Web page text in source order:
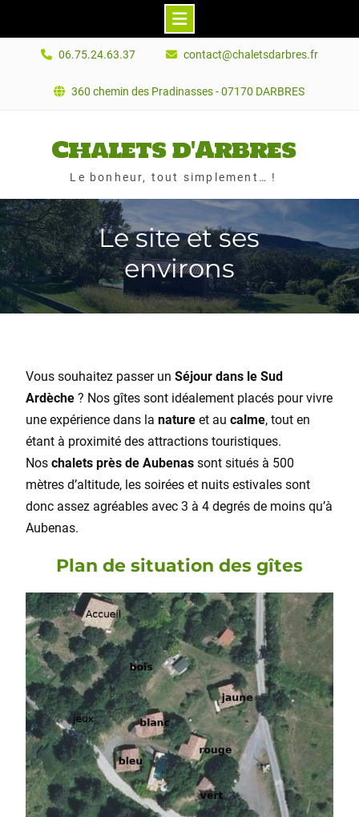
06.75.24.63.37 contact@chaletsdarbres.fr
360 chemin des Pradinasses - 07170 DARBRES
Chalets d'Arbres
Le bonheur, tout simplement… !
Le site et ses
environs
Vous souhaitez passer un Séjour dans le Sud
Ardèche? Nos gîtes sont idéalement placés pour vivre
une expérience dans la nature et au calme, tout en
étant à proximité des attractions touristiques.
Nos chalets près de Aubenassont situés à 500
mètres d’altitude, les soirées et nuits estivales sont
donc assez agréables avec 3 à 4 degrés de moins qu’à
Aubenas.
Plan de situation des gîtes